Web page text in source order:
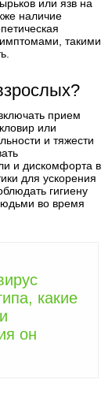
или язв на
наличие
такими
прием
или
и тяжести
и дискомфорта в
для ускорения
гигиену
во время
какие
он